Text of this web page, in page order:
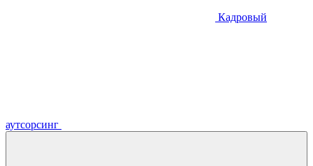
Кадровый
аутсорсинг